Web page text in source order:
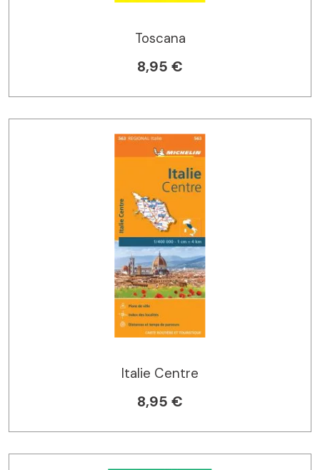
Toscana
8,95 €
Italie Centre
8,95 €